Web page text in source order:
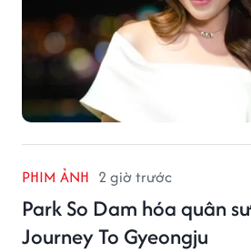
PHIM ẢNH 2 giờ trước
Park So Dam hóa quân
Journey To Gyeongju